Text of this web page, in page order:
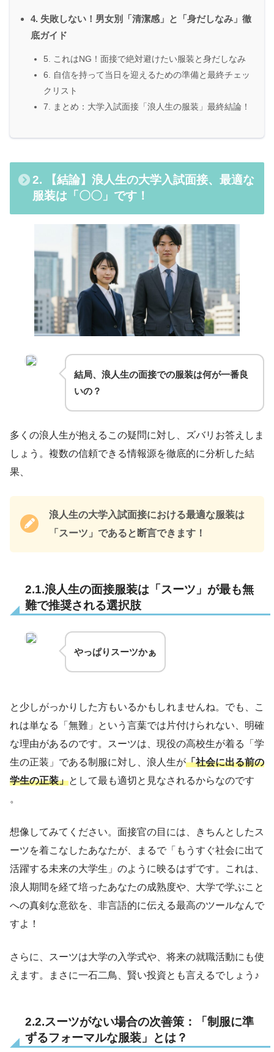
4. 失敗しない！男女別「清潔感」と「身だしなみ」徹
底ガイド
5. これはNG！面接で絶対避けたい服装と身だしなみ
6. 自信を持って当日を迎えるための準備と最終チェッ
クリスト
7. まとめ：大学入試面接「浪人生の服装」最終結論！
2. 【結論】浪人生の大学入試面接、最適な
服装は「〇〇」です！
結局、浪人生の面接での服装は何が一番良
いの？
多くの浪人生が抱えるこの疑問に対し、ズバリお答えしま
しょう。複数の信頼できる情報源を徹底的に分析した結
果、
浪人生の大学入試面接における最適な服装は
「スーツ」であると断言できます！
2.1.浪人生の面接服装は「スーツ」が最も無
難で推奨される選択肢
やっぱりスーツかぁ
と少しがっかりした方もいるかもしれませんね。でも、こ
れは単なる「無難」という言葉では片付けられない、明確
な理由があるのです。スーツは、現役の高校生が着る「学
生の正装」である制服に対し、浪人生が「社会に出る前の
学生の正装」として最も適切と見なされるからなのです
。
想像してみてください。面接官の目には、きちんとしたス
ーツを着こなしたあなたが、まるで「もうすぐ社会に出て
活躍する未来の大学生」のように映るはずです。これは、
浪人期間を経て培ったあなたの成熟度や、大学で学ぶこと
への真剣な意欲を、非言語的に伝える最高のツールなんで
すよ！
さらに、スーツは大学の入学式や、将来の就職活動にも使
えます。まさに一石二鳥、賢い投資とも言えるでしょう♪
2.2.スーツがない場合の次善策：「制服に準
ずるフォーマルな服装」とは？